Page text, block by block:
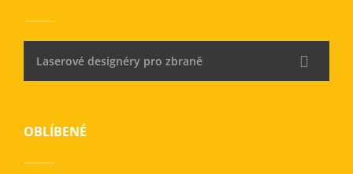
Laserové designéry pro zbraně
OBLÍBENÉ